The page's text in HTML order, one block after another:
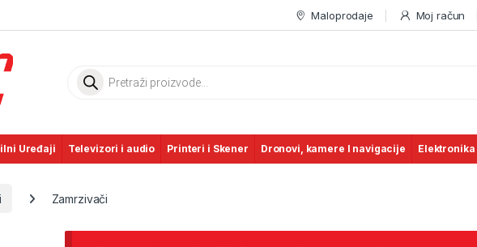
Maloprodaje Moj račun
Products search
Uređaji Televizori i audio Printeri i Skener Dronovi, kamere I navigacije Elektronika
Zamrzivači